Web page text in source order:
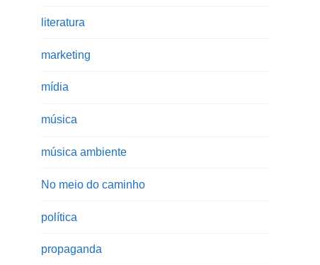
literatura
marketing
mídia
música
música ambiente
No meio do caminho
política
propaganda